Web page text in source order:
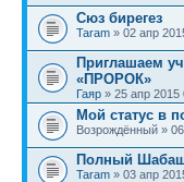
Сюз бирегез
Taram » 02 апр
Приглашаем
«ПРОРОК»
Гаяр » 25 апр 2015
Мой статус в
Возрождённый »
Полный
Taram » 03 апр